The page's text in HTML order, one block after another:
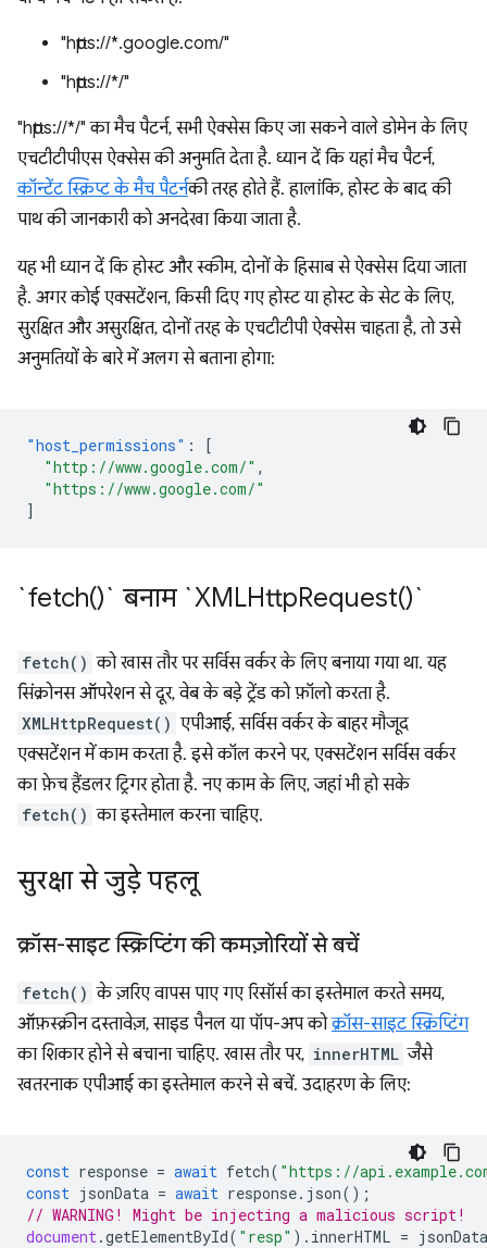
"https://*.google.com/"
"https://*/"
"https://*/" का मैच पैटर्न, सभी ऐक्सेस किए जा सकने वाले डोमेन के लिए
एचटीटीपीएस ऐक्सेस की अनुमति देता है. ध्यान दें कि यहां मैच पैटर्न,
कॉन्टेंट स्क्रिप्ट के मैच पैटर्नकी तरह होते हैं. हालांकि, होस्ट के बाद की
पाथ की जानकारी को अनदेखा किया जाता है.
यह भी ध्यान दें कि होस्ट और स्कीम, दोनों के हिसाब से ऐक्सेस दिया जाता
है. अगर कोई एक्सटेंशन, किसी दिए गए होस्ट या होस्ट के सेट के लिए,
सुरक्षित और असुरक्षित, दोनों तरह के एचटीटीपी ऐक्सेस चाहता है, तो उसे
अनुमतियों के बारे में अलग से बताना होगा:
"host_permissions" :
[
"http://www.google.com/" ,
"https://www.google.com/"
]
`fetch()` बनाम `XMLHttpRequest()`
fetch() को खास तौर पर सर्विस वर्कर के लिए बनाया गया था. यह
सिंक्रोनस ऑपरेशन से दूर, वेब के बड़े ट्रेंड को फ़ॉलो करता है.
XMLHttpRequest() एपीआई, सर्विस वर्कर के बाहर मौजूद
एक्सटेंशन में काम करता है. इसे कॉल करने पर, एक्सटेंशन सर्विस वर्कर
का फ़ेच हैंडलर ट्रिगर होता है. नए काम के लिए, जहां भी हो सके
fetch() का इस्तेमाल करना चाहिए.
सुरक्षा से जुड़े पहलू
क्रॉस-साइट स्क्रिप्टिंग की कमज़ोरियों से बचें
fetch() के ज़रिए वापस पाए गए रिसॉर्स का इस्तेमाल करते समय,
ऑफ़स्क्रीन दस्तावेज़, साइड पैनल या पॉप-अप कोक्रॉस-साइट स्क्रिप्टिंग
का शिकार होने से बचाना चाहिए. खास तौर पर, innerHTML जैसे
खतरनाक एपीआई का इस्तेमाल करने से बचें. उदाहरण के लिए:
const response = await fetch( "https://
const jsonData = await response. json();
// WARNING! Might be injecting a malicious script!
document.getElementById( "resp" ). innerHTML = jsonData